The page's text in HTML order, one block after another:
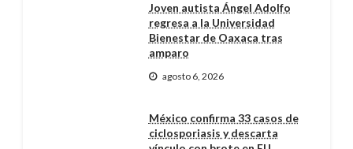
Joven autista Ángel Adolfo
regresa a la Universidad
Bienestar de Oaxaca tras
amparo
agosto 6, 2026
México confirma 33 casos de
ciclosporiasis y descarta